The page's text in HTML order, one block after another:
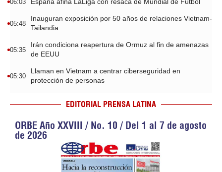
06:03
05:48
Inauguran exposición por 50 años de relaciones Vietnam-
Tailandia
05:35
Irán condiciona reapertura de Ormuz al fin de amenazas
de EEUU
05:30
Llaman en Vietnam a centrar ciberseguridad en
protección de personas
EDITORIAL PRENSA LATINA
ORBE Año XXVIII / No. 10 / Del 1 al 7 de agosto
de 2026